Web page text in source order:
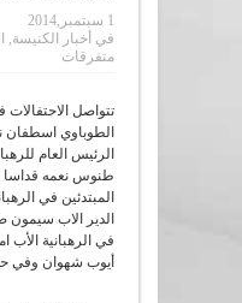
1 سبتمبر,2014
في أخبار الكنيسة,
متفرقات
تتواصل
الطوباوي اسطفان
الرئيس العام
طنوس نعمه قداسا
المبتدئين في
الدير الاب سيمون
في الرهبانية الأب
أيوب شهوان وفي